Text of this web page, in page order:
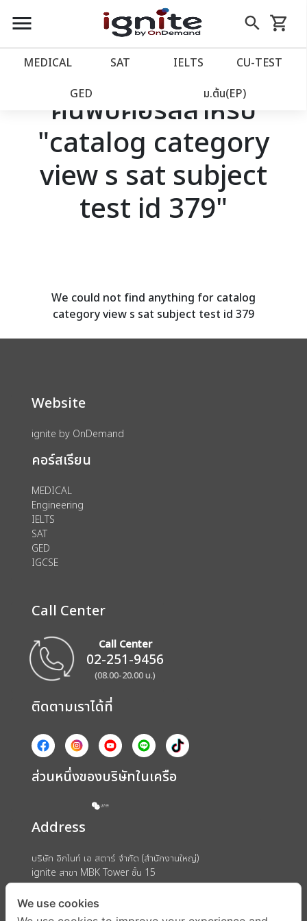
close
account_balance หน้าแรก
เว็บไซต์อิกไนท์
โปรโมชั่น
วางแผนการเรียน
เข้าสู่ระบบ
menu search
Skip
to
shopping_cart
รถเข็น
MEDICAL SAT IELTS CU‑TEST
GED ม.ต้น(EP)
ค้นพบคอร์สสำหรับ
"catalog category
view s sat subject
test id 379"
We could not find anything for catalog
category view s sat subject test id 379
Website
ignite by OnDemand
คอร์สเรียน
MEDICAL
Engineering
IELTS
SAT
GED
IGCSE
Call Center
Call Center
02-251-9456
(08.00-20.00 น.)
ติดตามเราได้ที่
ส่วนหนึ่งของบริษัทในเครือ
Address
บริษัท อิกไนท์ เอ สตาร์ จำกัด (สำนักงานใหญ่)
ignite สาขา MBK Tower ชั้น 15
ถนนพญาไท แขวงวังใหม่ เขตปทุมวัน กรุงเทพมหานคร 10330
We use cookies